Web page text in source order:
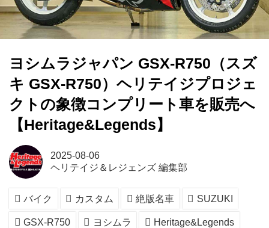
ヨシムラジャパン GSX-R750（スズ
キ GSX-R750）ヘリテイジプロジェ
クトの象徴コンプリート車を販売へ
【Heritage&Legends】
2025-08-06
ヘリテイジ＆レジェンズ 編集部
バイク カスタム 絶版名車 SUZUKI
GSX-R750 ヨシムラ Heritage&Legends